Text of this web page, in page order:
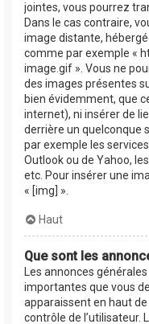
jointes, vous pourrez
Dans le cas contraire,
image distante,
comme par exemple «
image.gif ». Vous ne
des images présentes
bien évidemment, que
internet), ni insérer de
derrière un quelconque
par exemple les
Outlook ou de Yahoo,
etc. Pour insérer une
« [img] ».
Haut
Que sont les
Les annonces
importantes que vous
apparaissent en haut
contrôle de l’utilisateur.